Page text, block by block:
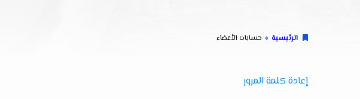
الرئيسية حسابات الأعضاء
إعادة كلمة المرور